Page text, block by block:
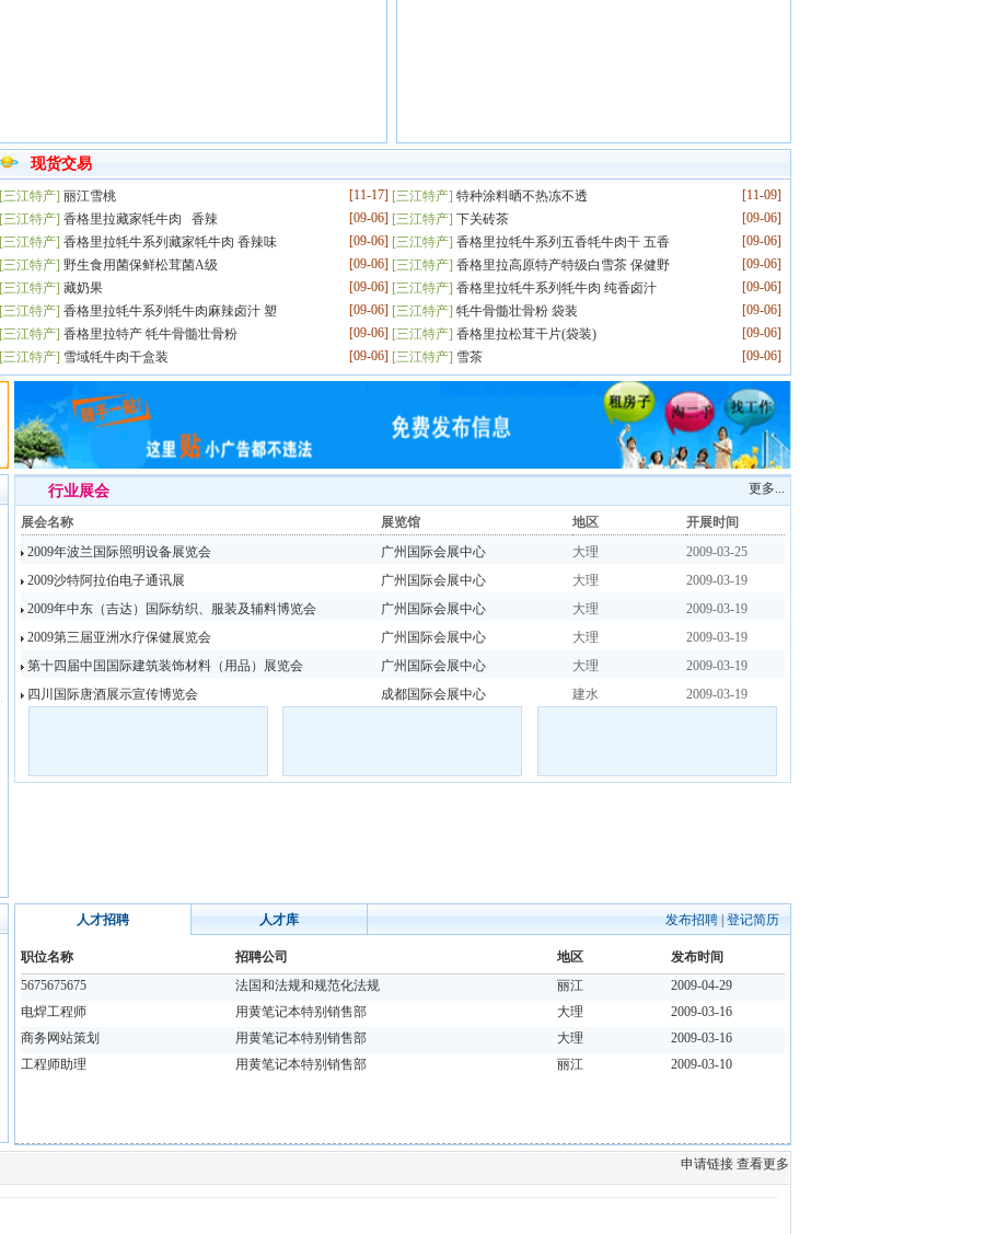
现货交易
[三江特产] 丽江雪桃 [11-17] [三江特产] 特种涂料晒不热冻不透
[11-09]
[三江特产] 香格里拉藏家牦牛肉 香辣 [09-06] [三江特产] 下关砖茶
[09-06]
[三江特产] 香格里拉牦牛系列藏家牦牛肉 香辣味 [09-06] [三江特产] 香格里拉牦牛系列五香牦牛肉干 五香
[09-06]
[三江特产] 野生食用菌保鲜松茸菌A级 [09-06] [三江特产] 香格里拉高原特产特级白雪茶 保健野
[09-06]
[三江特产] 藏奶果 [09-06] [三江特产] 香格里拉牦牛系列牦牛肉 纯香卤汁
[09-06]
[三江特产] 香格里拉牦牛系列牦牛肉麻辣卤汁 塑 [09-06] [三江特产] 牦牛骨髓壮骨粉 袋装
[09-06]
[三江特产] 香格里拉特产 牦牛骨髓壮骨粉 [09-06] [三江特产] 香格里拉松茸干片(袋装)
[09-06]
[三江特产] 雪域牦牛肉干盒装 [09-06] [三江特产] 雪茶 [09-06]
行业展会 更多...
展会名称 展览馆 地区
开展时间
2009年波兰国际照明设备展览会
广州国际会展中心 大理
2009-03-25
2009沙特阿拉伯电子通讯展
广州国际会展中心 大理
2009-03-19
2009年中东（吉达）国际纺织、服装及辅料博览会
广州国际会展中心 大理
2009-03-19
2009第三届亚洲水疗保健展览会
广州国际会展中心 大理
2009-03-19
第十四届中国国际建筑装饰材料（用品）展览会
广州国际会展中心 大理
2009-03-19
四川国际唐酒展示宣传博览会
成都国际会展中心 建水 2009-03-19
人才招聘 人才库 发布招聘 登记简历
职位名称 招聘公司 地区
发布时间
5675675675
法国和法规和规范化法规 丽江
2009-04-29
电焊工程师
用黄笔记本特别销售部 大理
2009-03-16
商务网站策划
用黄笔记本特别销售部 大理
2009-03-16
工程师助理
用黄笔记本特别销售部 丽江 2009-03-10
申请链接 查看更多